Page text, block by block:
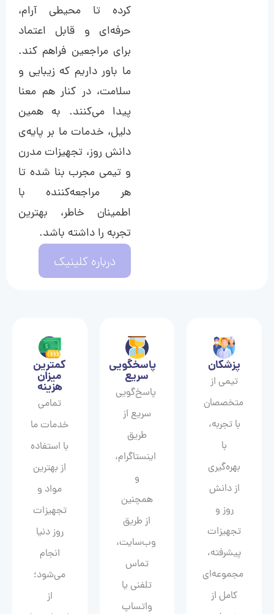
کرده تا محیطی آرام،
حرفه‌ای و قابل اعتماد
برای مراجعین فراهم کند.
ما باور داریم که زیبایی و
سلامت، در کنار هم معنا
پیدا می‌کنند. به همین
دلیل، خدمات ما بر پایه‌ی
دانش روز، تجهیزات مدرن
و تیمی مجرب بنا شده تا
هر مراجعه‌کننده با
اطمینان خاطر، بهترین
تجربه را داشته باشد.
درباره کلینیک
پزشکان
تیمی از
متخصصان
با تجربه،
با
بهره‌گیری
از دانش
روز و
تجهیزات
پیشرفته،
مجموعه‌ای
کامل از
پاسخگویی
سریع
پاسخ‌گویی
سریع از
طریق
اینستاگرام،
و
همچنین
از طریق
وب‌سایت،
تماس
تلفنی یا
واتساپ
کمترین
میزان
هزینه
تمامی
خدمات ما
با استفاده
از بهترین
مواد و
تجهیزات
روز دنیا
انجام
می‌شود؛
از